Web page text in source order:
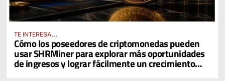
TE INTERESA...
Cómo los poseedores de criptomonedas pueden
usar SHRMiner para explorar más oportunidades
de ingresos y lograr fácilmente un crecimiento
diario del 4% en sus activos digitales